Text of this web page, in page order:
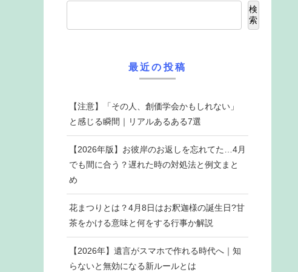
検
索
最近の投稿
【注意】「その人、創価学会かもしれない」
と感じる瞬間｜リアルあるある7選
【2026年版】お彼岸のお返しを忘れてた…4月
でも間に合う？遅れた時の対処法と例文まと
め
花まつりとは？4月8日はお釈迦様の誕生日?甘
茶をかける意味と何をする行事か解説
【2026年】遺言がスマホで作れる時代へ｜知
らないと無効になる新ルールとは